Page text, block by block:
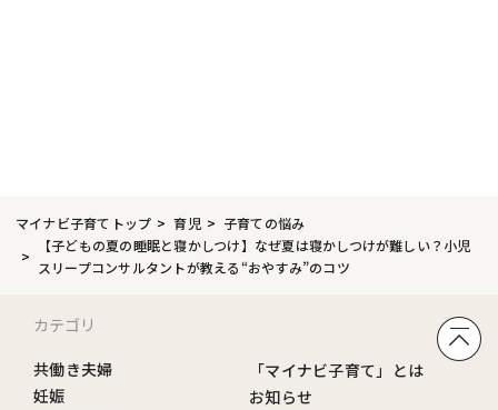
マイナビ子育てトップ 育児
子育ての悩み
【子どもの夏の睡眠と寝かしつけ】なぜ夏は寝かしつけが難しい？小児
スリープコンサルタントが教える“おやすみ”のコツ
カテゴリ
共働き夫婦
妊娠
「マイナビ子育て」とは
お知らせ